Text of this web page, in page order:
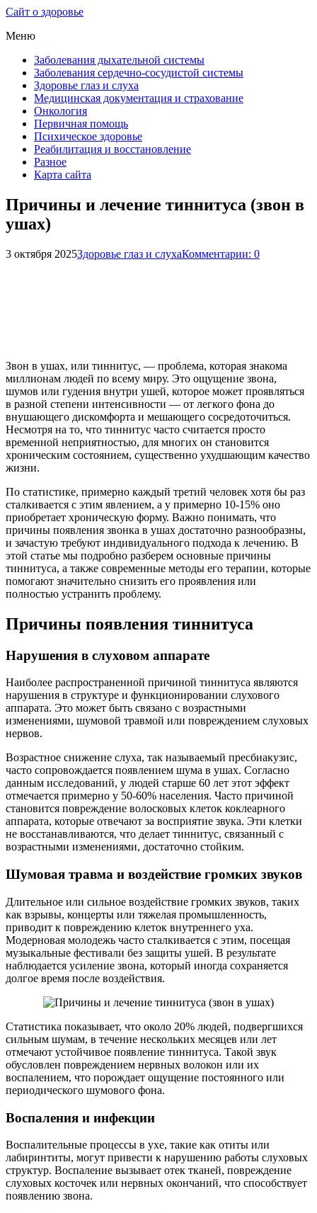
Сайт о здоровье
Меню
Заболевания дыхательной системы
Заболевания сердечно-сосудистой системы
Здоровье глаз и слуха
Медицинская документация и страхование
Онкология
Первичная помощь
Психическое здоровье
Реабилитация и восстановление
Разное
Карта сайта
Причины и лечение тиннитуса (звон в
ушах)
3 октября 2025Здоровье глаз и слухаКомментарии: 0
Звон в ушах, или тиннитус, — проблема, которая знакома
миллионам людей по всему миру. Это ощущение звона,
шумов или гудения внутри ушей, которое может проявляться
в разной степени интенсивности — от легкого фона до
внушающего дискомфорта и мешающего сосредоточиться.
Несмотря на то, что тиннитус часто считается просто
временной неприятностью, для многих он становится
хроническим состоянием, существенно ухудшающим качество
жизни.
По статистике, примерно каждый третий человек хотя бы раз
сталкивается с этим явлением, а у примерно 10-15% оно
приобретает хроническую форму. Важно понимать, что
причины появления звонка в ушах достаточно разнообразны,
и зачастую требуют индивидуального подхода к лечению. В
этой статье мы подробно разберем основные причины
тиннитуса, а также современные методы его терапии, которые
помогают значительно снизить его проявления или
полностью устранить проблему.
Причины появления тиннитуса
Нарушения в слуховом аппарате
Наиболее распространенной причиной тиннитуса являются
нарушения в структуре и функционировании слухового
аппарата. Это может быть связано с возрастными
изменениями, шумовой травмой или повреждением слуховых
нервов.
Возрастное снижение слуха, так называемый пресбиакузис,
часто сопровождается появлением шума в ушах. Согласно
данным исследований, у людей старше 60 лет этот эффект
отмечается примерно у 50-60% населения. Часто причиной
становится повреждение волосковых клеток коклеарного
аппарата, которые отвечают за восприятие звука. Эти клетки
не восстанавливаются, что делает тиннитус, связанный с
возрастными изменениями, достаточно стойким.
Шумовая травма и воздействие громких звуков
Длительное или сильное воздействие громких звуков, таких
как взрывы, концерты или тяжелая промышленность,
приводит к повреждению клеток внутреннего уха.
Модерновая молодежь часто сталкивается с этим, посещая
музыкальные фестивали без защиты ушей. В результате
наблюдается усиление звона, который иногда сохраняется
долгое время после воздействия.
Статистика показывает, что около 20% людей, подвергшихся
сильным шумам, в течение нескольких месяцев или лет
отмечают устойчивое появление тиннитуса. Такой звук
обусловлен повреждением нервных волокон или их
воспалением, что порождает ощущение постоянного или
периодического шумового фона.
Воспаления и инфекции
Воспалительные процессы в ухе, такие как отиты или
лабиринтиты, могут привести к нарушению работы слуховых
структур. Воспаление вызывает отек тканей, повреждение
слуховых косточек или нервных окончаний, что способствует
появлению звона.